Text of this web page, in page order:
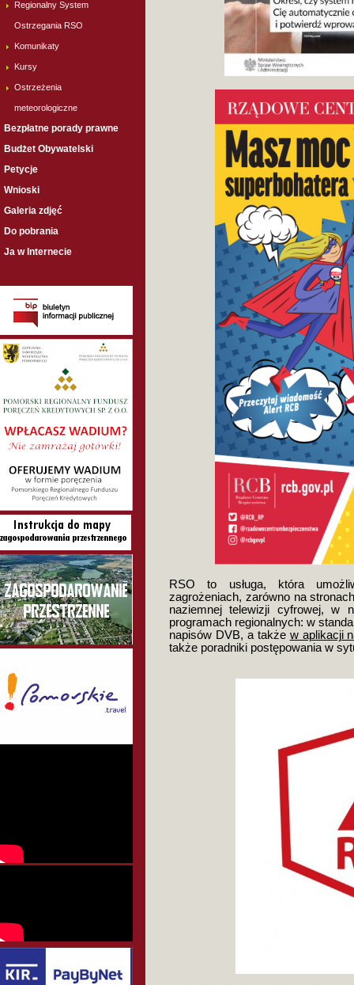
Regionalny System
Ostrzegania RSO
Komunikaty
Kursy
Ostrzeżenia
meteorologiczne
Bezpłatne porady prawne
Budżet Obywatelski
Petycje
Wnioski
Galeria zdjęć
Do pobrania
Ja w Internecie
RSO to usługa, która
zagrożeniach, zarówno na
naziemnej telewizji cyfrowej, w
programach regionalnych: w
napisów DVB, a także w aplikacji
także poradniki postępowania w